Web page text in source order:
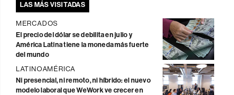
LAS MÁS VISITADAS
MERCADOS
El precio del dólar se debilita en julio y
América Latina tiene la moneda más fuerte
del mundo
LATINOAMÉRICA
Ni presencial, ni remoto, ni híbrido: el nuevo
modelo laboral que WeWork ve crecer en